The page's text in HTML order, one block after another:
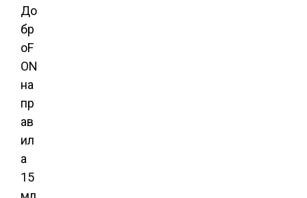
До
бр
оF
ON
на
пр
ав
ил
а
15